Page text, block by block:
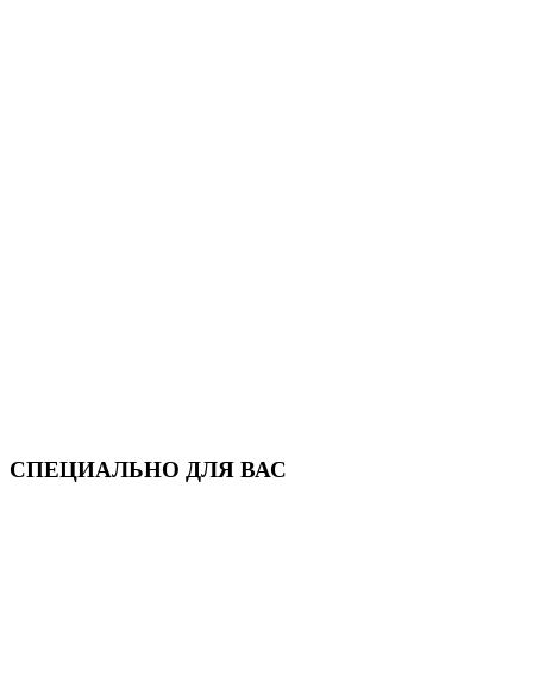
СПЕЦИАЛЬНО ДЛЯ ВАС